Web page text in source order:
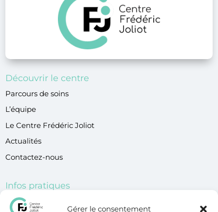
Gérer le consentement
Découvrir le centre
Parcours de soins
L’équipe
Le Centre Frédéric Joliot
Actualités
Contactez-nous
Infos pratiques
Contactez-nous